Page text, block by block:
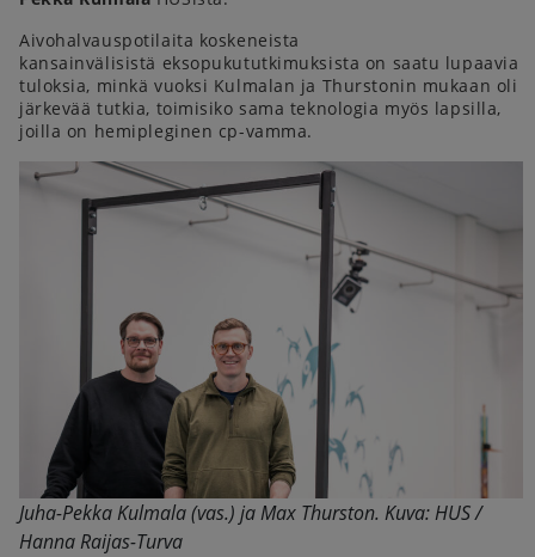
Aivohalvauspotilaita koskeneista
kansainvälisistä eksopukututkimuksista on saatu lupaavia
tuloksia, minkä vuoksi Kulmalan ja Thurstonin mukaan oli
järkevää tutkia, toimisiko sama teknologia myös lapsilla,
joilla on hemipleginen cp-vamma.
Juha-Pekka Kulmala (vas.) ja Max Thurston. Kuva: HUS /
Hanna Raijas-Turva